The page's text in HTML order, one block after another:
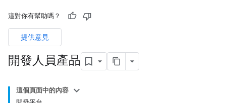
這對你有幫助嗎？
提供意見
開發人員產品
這個頁面中的內容